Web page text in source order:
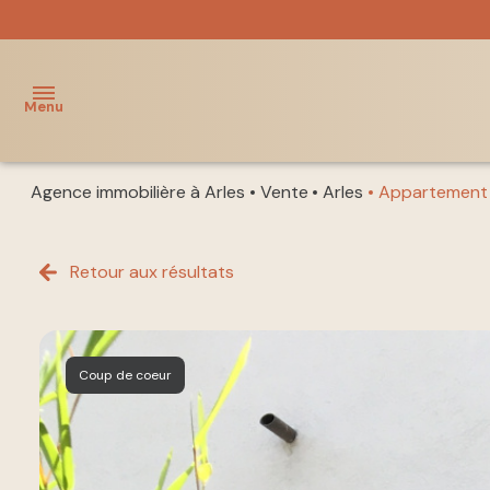
Menu
NOS
BIENS
acheter
louer
immo
pro
vendre
à nos
ÉQUIPE
GESTION
LOCATIVE
Agence immobilière à Arles Vente Arles Appartement
Retour aux résultats
Coup de coeur